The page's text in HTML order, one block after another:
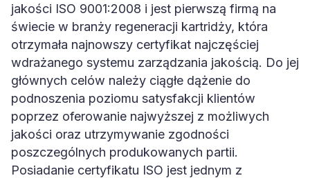
jakości ISO 9001:2008 i jest pierwszą firmą na
świecie w branży regeneracji kartridży, która
otrzymała najnowszy certyfikat najczęściej
wdrażanego systemu zarządzania jakością. Do jej
głównych celów należy ciągłe dążenie do
podnoszenia poziomu satysfakcji klientów
poprzez oferowanie najwyższej z możliwych
jakości oraz utrzymywanie zgodności
poszczególnych produkowanych partii.
Posiadanie certyfikatu ISO jest jednym z